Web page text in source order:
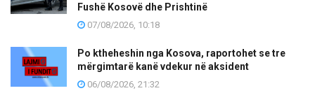
Fushë Kosovë dhe Prishtinë
07/08/2026, 10:18
Po ktheheshin nga Kosova, raportohet se tre
mërgimtarë kanë vdekur në aksident
06/08/2026, 21:32